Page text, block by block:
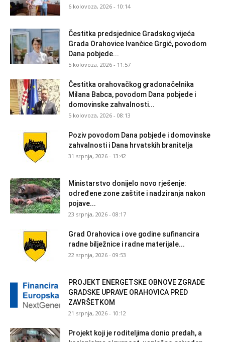
6 kolovoza, 2026 - 10:14
Čestitka predsjednice Gradskog vijeća
Grada Orahovice Ivančice Grgić, povodom
Dana pobjede...
5 kolovoza, 2026 - 11:57
Čestitka orahovačkog gradonačelnika
Milana Babca, povodom Dana pobjede i
domovinske zahvalnosti...
5 kolovoza, 2026 - 08:13
Poziv povodom Dana pobjede i domovinske
zahvalnosti i Dana hrvatskih branitelja
31 srpnja, 2026 - 13:42
Ministarstvo donijelo novo rješenje:
određene zone zaštite i nadziranja nakon
pojave...
23 srpnja, 2026 - 08:17
Grad Orahovica i ove godine sufinancira
radne bilježnice i radne materijale...
22 srpnja, 2026 - 09:53
PROJEKT ENERGETSKE OBNOVE ZGRADE
GRADSKE UPRAVE ORAHOVICA PRED
ZAVRŠETKOM
21 srpnja, 2026 - 10:12
Projekt koji je roditeljima donio predah, a